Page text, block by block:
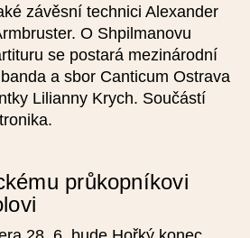
závěsní technici Alexander
O Shpilmanovu
se postará mezinárodní
a sbor Canticum Ostrava
Lilianny Krych. Součástí
průkopníkovi
(česky)
(anglicky)